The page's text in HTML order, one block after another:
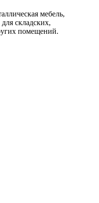
мебель,
складских,
помещений.